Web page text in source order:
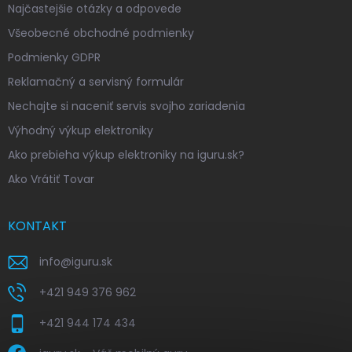
Najčastejšie otázky a odpovede
Všeobecné obchodné podmienky
Podmienky GDPR
Reklamačný a servisný formulár
Nechajte si naceniť servis svojho zariadenia
Výhodný výkup elektroniky
Ako prebieha výkup elektroniky na iguru.sk?
Ako Vrátiť Tovar
KONTAKT
info@iguru.sk
+421 949 376 962
+421 944 174 434